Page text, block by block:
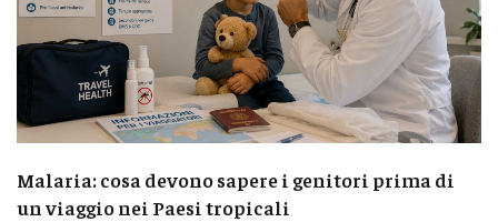
Malaria: cosa devono sapere i genitori prima di
un viaggio nei Paesi tropicali